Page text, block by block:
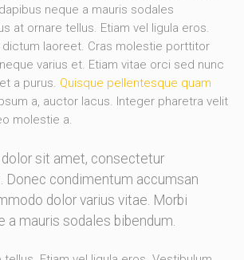
neque a mauris sodales
at ornare tellus. Etiam vel ligula eros.
laoreet. Cras molestie porttitor
varius et. Etiam vitae orci sed nunc
a purus. Quisque pellentesque quam
a, auctor lacus. Integer pharetra velit
molestie a.
sit amet, consectetur
Donec condimentum accumsan
dolor varius vitae. Morbi
a mauris sodales bibendum.